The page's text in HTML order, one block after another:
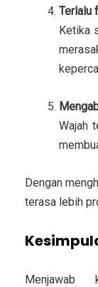
Terlalu
Ketika
Wajah
Dengan
terasa lebih
Menjawab